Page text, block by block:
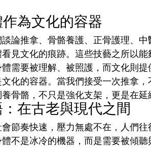
為文化的容器
論推拿、骨骼養護、正骨護理、
見文化的痕跡。這些技藝之所以
需要被理解、被照護，而文化則
化的容器。當我們接受一次推拿
骨骼，不只是強化支架，更是在
在古老與現代之間
節奏快速，壓力無處不在，人們
不是冰冷的機器，而是需要被傾